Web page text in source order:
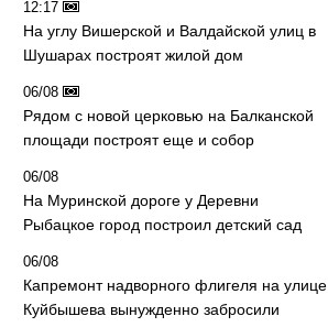
12:17
На углу Вишерской и Валдайской улиц в
Шушарах построят жилой дом
06/08
Рядом с новой церковью на Балканской
площади построят еще и собор
06/08
На Муринской дороге у Деревни
Рыбацкое город построил детский сад
06/08
Капремонт надворного флигеля на улице
Куйбышева вынужденно забросили